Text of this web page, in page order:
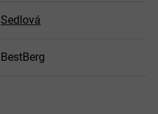
Sedlová
BestBerg